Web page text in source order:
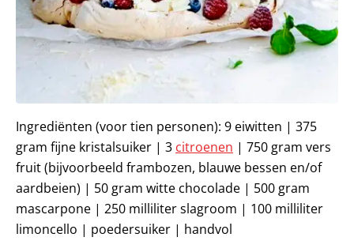
Ingrediënten (voor tien personen): 9 eiwitten | 375
gram fijne kristalsuiker | 3 citroenen | 750 gram vers
fruit (bijvoorbeeld frambozen, blauwe bessen en/of
aardbeien) | 50 gram witte chocolade | 500 gram
mascarpone | 250 milliliter slagroom | 100 milliliter
limoncello | poedersuiker | handvol